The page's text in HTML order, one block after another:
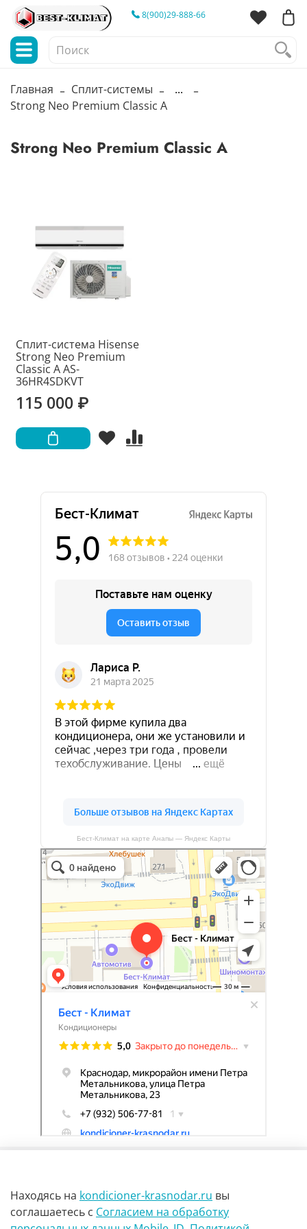
8(900)29-888-66
Главная Сплит-системы
...
Strong Neo Premium Classic A
Strong Neo Premium Classic A
Сплит-система Hisense
Strong Neo Premium
Classic A AS-
36HR4SDKVT
115 000 ₽
Бест-Климат на карте Анапы — Яндекс Карты
Бест-климат
Кондиционеры в Краснодаре
Находясь на kondicioner-krasnodar.ru вы
соглашаетесь с Согласием на обработку